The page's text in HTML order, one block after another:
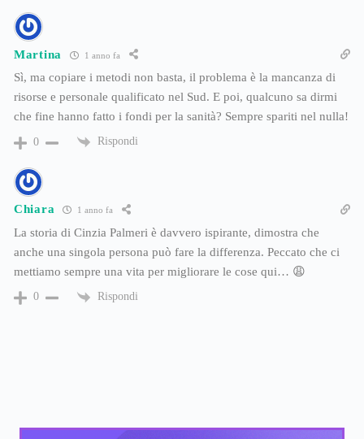
Martina 1 anno fa
Sì, ma copiare i metodi non basta, il problema è la mancanza di
risorse e personale qualificato nel Sud. E poi, qualcuno sa dirmi
che fine hanno fatto i fondi per la sanità? Sempre spariti nel nulla!
0 Rispondi
Chiara 1 anno fa
La storia di Cinzia Palmeri è davvero ispirante, dimostra che
anche una singola persona può fare la differenza. Peccato che ci
mettiamo sempre una vita per migliorare le cose qui… 😩
0 Rispondi